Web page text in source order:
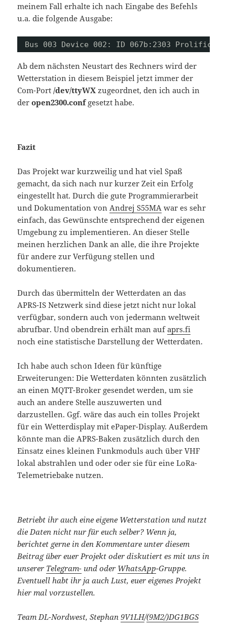
meinem Fall erhalte ich nach Eingabe des Befehls
u.a. die folgende Ausgabe:
Bus 003 Device 002: ID 067b:2303 Prolific
Ab dem nächsten Neustart des Rechners wird der
Wetterstation in diesem Beispiel jetzt immer der
Com-Port/dev/ttyWX zugeordnet, den ich auch in
deropen2300.confgesetzt habe.
Fazit
Das Projekt war kurzweilig und hat viel Spaß
gemacht, da sich nach nur kurzer Zeit ein Erfolg
eingestellt hat. Durch die gute Programmierarbeit
und Dokumentation vonAndrej S55MA war es sehr
einfach, das Gewünschte entsprechend der eigenen
Umgebung zu implementieren. An dieser Stelle
meinen herzlichen Dank an alle, die ihre Projekte
für andere zur Verfügung stellen und
dokumentieren.
Durch das übermitteln der Wetterdaten an das
APRS-IS Netzwerk sind diese jetzt nicht nur lokal
verfügbar, sondern auch von jedermann weltweit
abrufbar. Und obendrein erhält man aufaprs.fi
noch eine statistische Darstellung der Wetterdaten.
Ich habe auch schon Ideen für künftige
Erweiterungen: Die Wetterdaten könnten zusätzlich
an einen MQTT-Broker gesendet werden, um sie
auch an andere Stelle auszuwerten und
darzustellen. Ggf. wäre das auch ein tolles Projekt
für ein Wetterdisplay mit ePaper-Display. Außerdem
könnte man die APRS-Baken zusätzlich durch den
Einsatz eines kleinen Funkmoduls auch über VHF
lokal abstrahlen und oder oder sie für eine LoRa-
Telemetriebake nutzen.
Betriebt ihr auch eine eigene Wetterstation und nutzt
die Daten nicht nur für euch selber? Wenn ja,
berichtet gerne in den Kommentare unter diesem
Beitrag über euer Projekt oder diskutiert es mit uns in
unserer Telegram- und oder WhatsApp-Gruppe.
Eventuell habt ihr ja auch Lust, euer eigenes Projekt
hier mal vorzustellen.
Team DL-Nordwest, Stephan9V1LH/(9M2/)DG1BGS